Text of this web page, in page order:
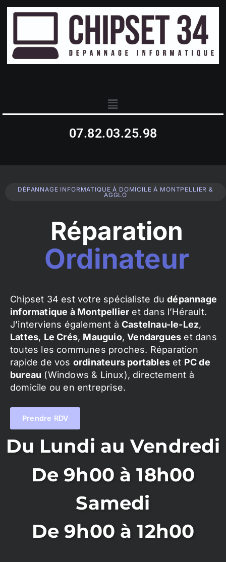
07.82.03.25.98
DÉPANNAGE INFORMATIQUE À DOMICILE À MONTPELLIER &
AGGLO
Réparation
Ordinateur
Chipset 34 est votre spécialiste dudépannage
informatique à Montpellier et dans l’Hérault.
J’interviens également à Castelnau-le-Lez,
Lattes, Le Crés, Mauguio,Vendargues et dans
toutes les communes proches. Réparation
rapide de vos ordinateurs portables et PC de
bureau (Windows & Linux), directement à
domicile ou en entreprise.
Prendre RDV
Du Lundi au Vendredi
De 9h00 à 18h00
Samedi
De 9h00 à 12h00